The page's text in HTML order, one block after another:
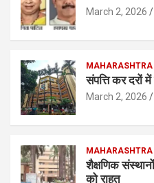
A
p
p
o
o
k
n
March 2, 2026
MAHARASHTRA
संपत्ति कर दरों
March 2, 2026
MAHARASHTRA
शैक्षणिक
को राहत